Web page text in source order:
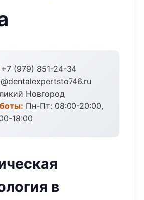
+7 (979) 851-24-34
Новгород
Пн-Пт: 08:00-20:00,
18:00
в